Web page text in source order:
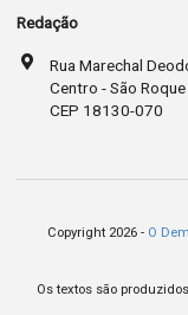
Redação
Rua Marechal
Centro - São Roque
CEP 18130-070
Copyright 2026 - O
Os textos são